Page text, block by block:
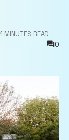
1 MINUTES READ
0